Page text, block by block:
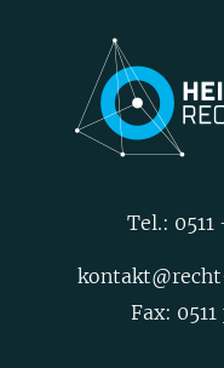
Tel.:
Fax: 0511